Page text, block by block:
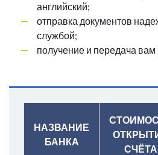
английский;
отправка документов
службой;
получение и передача вам
НАЗВАНИЕ
БАНКА
СЧЁТА